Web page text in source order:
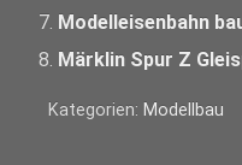
Modelleisenbahn
Märklin Spur Z
Kategorien: Modellbau